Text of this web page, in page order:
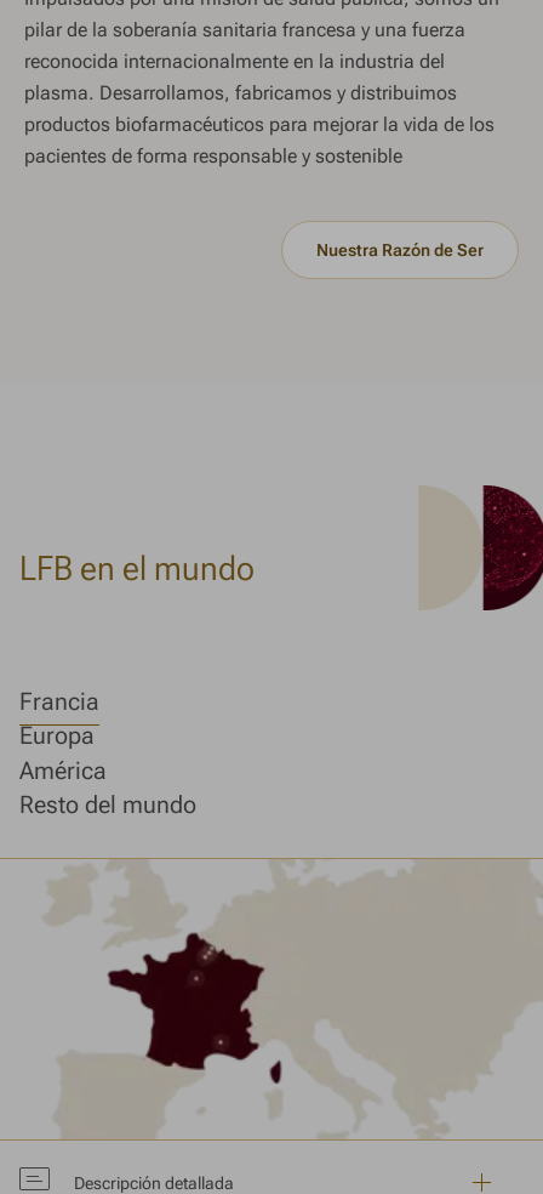
pilar de la soberanía sanitaria francesa y una fuerza
reconocida internacionalmente en la industria del
plasma. Desarrollamos, fabricamos y distribuimos
productos biofarmacéuticos para mejorar la vida de los
pacientes de forma responsable y sostenible
Nuestra Razón de Ser
LFB en el mundo
Francia
Europa
América
Resto del mundo
Descripción detallada